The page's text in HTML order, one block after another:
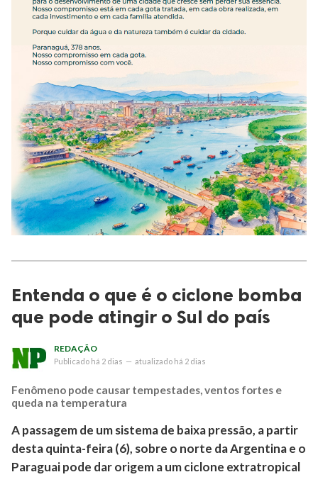
Entenda o que é o ciclone bomba
que pode atingir o Sul do país
REDAÇÃO
Publicado há 2 dias — atualizado há 2 dias
Fenômeno pode causar tempestades, ventos fortes e
queda na temperatura
A passagem de um sistema de baixa pressão, a partir
desta quinta-feira (6), sobre o norte da Argentina e o
Paraguai pode dar origem a um ciclone extratropical